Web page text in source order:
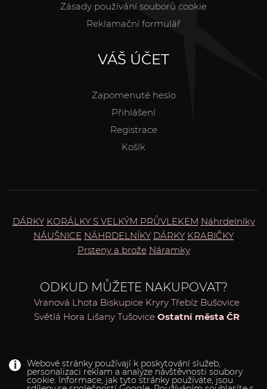
Webové stránky používají k poskytování služeb,
personalizaci reklam a analýze návštěvnosti soubory
cookie. Informace, jak tyto stránky používáte, jsou
Zásady používání souborů cookie
Reklamační formulář
VÁŠ ÚČET
Zapomenuté heslo
Přihlášení
Registrace
Košík
DÁRKY KORÁLKY S VELKÝM PRŮVLEKEM Náhrdelníky
NÁUŠNICE NÁHRDELNÍKY DÁRKY KRABIČKY
Prsteny a brože Náramky
ODKUD MŮŽETE NAKUPOVAT?
Vranová Lhota Biskupice Kryry Třebíz Bušovice
Světlá Hora Lišany Tušovice Ostatní města ČR